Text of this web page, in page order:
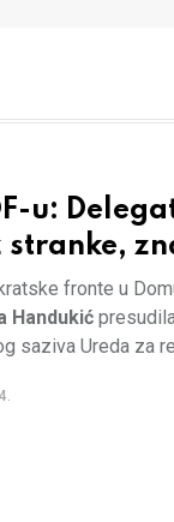
u:
stranke,
fronte u
Handukić
saziva Ureda za